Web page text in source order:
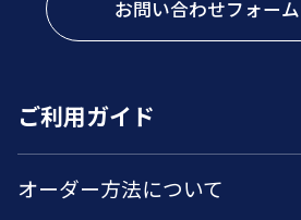
お問い合わせフォー
ご利用ガイド
オーダー方法について